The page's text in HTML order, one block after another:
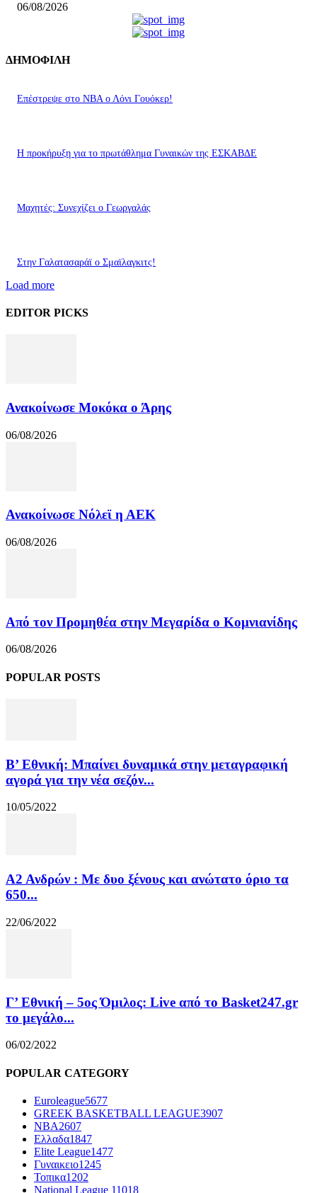
06/08/2026
ΔΗΜΟΦΙΛΗ
Επέστρεψε στο ΝΒΑ ο Λόνι Γουόκερ!
Η προκήρυξη για το πρωτάθλημα Γυναικών της ΕΣΚΑΒΔΕ
Mαχητές: Συνεχίζει ο Γεωργαλάς
Στην Γαλατασαράϊ ο Σμαϊλαγκιτς!
Load more
EDITOR PICKS
Ανακοίνωσε Μοκόκα ο Άρης
06/08/2026
Ανακοίνωσε Νόλεϊ η ΑΕΚ
06/08/2026
Από τον Προμηθέα στην Μεγαρίδα ο Κομνιανίδης
06/08/2026
POPULAR POSTS
Β’ Εθνική: Μπαίνει δυναμικά στην μεταγραφική
αγορά για την νέα σεζόν...
10/05/2022
Α2 Ανδρών : Με δυο ξένους και ανώτατο όριο τα
650...
22/06/2022
Γ’ Εθνική – 5ος Όμιλος: Live από το Basket247.gr
το μεγάλο...
06/02/2022
POPULAR CATEGORY
Euroleague5677
GREEK BASKETBALL LEAGUE3907
NBA2607
Ελλαδα1847
Elite League1477
Γυναικειο1245
Τοπικα1202
National League 11018